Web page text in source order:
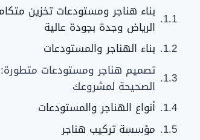
بناء هناجر ومستودعات تخزين
الرياض وجدة بجودة عالية
بناء الهناجر والمستودعات
تصميم هناجر ومستودعات متطورة:
الصحيحة لمشروعك
أنواع الهناجر والمستودعات
مؤسسة تركيب هناجر